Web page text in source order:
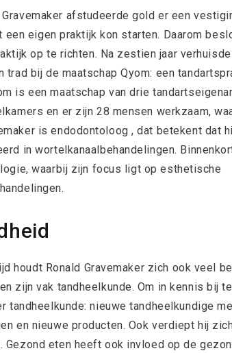
Gravemaker afstudeerde gold er een
een eigen praktijk kon starten. Daarom
op te richten. Na zestien jaar
trad bij de maatschap Qyom: een
is een maatschap van drie
en er zijn 28 mensen werkzaam,
is endodontoloog , dat betekent dat
in wortelkanaalbehandelingen.
waarbij zijn focus ligt op esthetische
houdt Ronald Gravemaker zich ook veel
zijn vak tandheelkunde. Om in kennis bij
tandheelkunde: nieuwe tandheelkundige
en nieuwe producten. Ook verdiept hij
Gezond eten heeft ook invloed op de